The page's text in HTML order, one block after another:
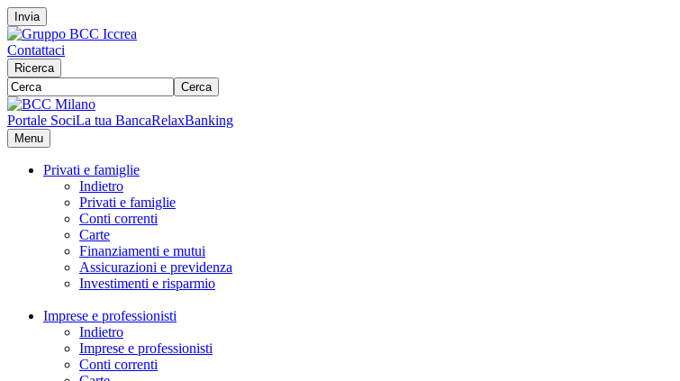
Invia
Contattaci
Ricerca
Cerca
Portale SociLa tua BancaRelaxBanking
Menu
Privati e famiglie
Indietro
Privati e famiglie
Conti correnti
Carte
Finanziamenti e mutui
Assicurazioni e previdenza
Investimenti e risparmio
Imprese e professionisti
Indietro
Imprese e professionisti
Conti correnti